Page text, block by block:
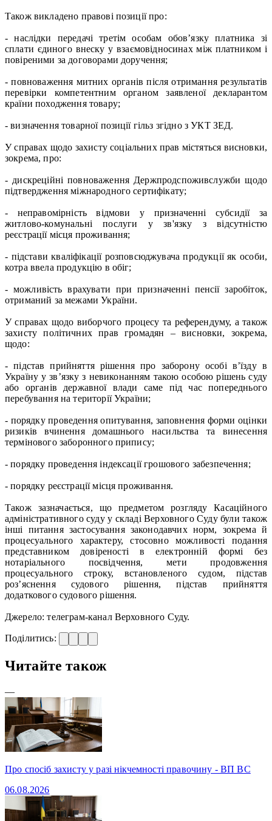
Також викладено правові позиції про:
- наслідки передачі третім особам обов’язку платника зі
сплати єдиного внеску у взаємовідносинах між платником і
повіреними за договорами доручення;
- повноваження митних органів після отримання результатів
перевірки компетентним органом заявленої декларантом
країни походження товару;
- визначення товарної позиції гільз згідно з УКТ ЗЕД.
У справах щодо захисту соціальних прав містяться висновки,
зокрема, про:
- дискреційні повноваження Держпродспоживслужби щодо
підтвердження міжнародного сертифікату;
- неправомірність відмови у призначенні субсидії за
житлово-комунальні послуги у зв'язку з відсутністю
реєстрації місця проживання;
- підстави кваліфікації розповсюджувача продукції як особи,
котра ввела продукцію в обіг;
- можливість врахувати при призначенні пенсії заробіток,
отриманий за межами України.
У справах щодо виборчого процесу та референдуму, а також
захисту політичних прав громадян – висновки, зокрема,
щодо:
- підстав прийняття рішення про заборону особі в’їзду в
Україну у зв’язку з невиконанням такою особою рішень суду
або органів державної влади саме під час попереднього
перебування на території України;
- порядку проведення опитування, заповнення форми оцінки
ризиків вчинення домашнього насильства та винесення
термінового заборонного припису;
- порядку проведення індексації грошового забезпечення;
- порядку реєстрації місця проживання.
Також зазначається, що предметом розгляду Касаційного
адміністративного суду у складі Верховного Суду були також
інші питання застосування законодавчих норм, зокрема й
процесуального характеру, стосовно можливості подання
представником довіреності в електронній формі без
нотаріального посвідчення, мети продовження
процесуального строку, встановленого судом, підстав
роз’яснення судового рішення, підстав прийняття
додаткового судового рішення.
Джерело: телеграм-канал Верховного Суду.
Поділитись:
Читайте також
—
Про спосіб захисту у разі нікчемності правочину - ВП ВС
06.08.2026